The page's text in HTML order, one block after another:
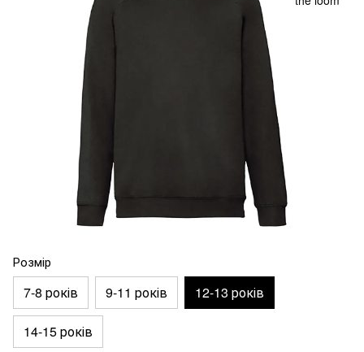
Розмір
7-8 років 9-11 років 12-13 років
14-15 років